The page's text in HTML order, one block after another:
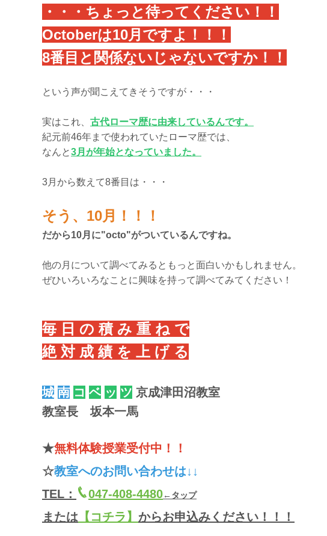
・・・ちょっと待ってください！！
Octoberは10月ですよ！！！
8番目と関係ないじゃないですか！！
という声が聞こえてきそうですが・・・
実はこれ、 古代ローマ歴に由来しているんです。
紀元前46年まで使われていたローマ歴では、
なんと3月が年始となっていました。
3月から数えて8番目は・・・
そう、10月！！！
だから10月に"octo"がついているんですね。
他の月について調べてみるともっと面白いかもしれません。
ぜひいろいろなことに興味を持って調べてみてください！
毎 日 の 積 み 重 ね で
絶 対 成 績 を 上 げ る
城 南 コ ベ ッ ツ 京成津田沼教室
教室長 坂本一馬
★無料体験授業受付中！！
☆教室へのお問い合わせは↓↓
TEL：
047-408-4480←タップ
または 【コチラ】 からお申込みください！！！